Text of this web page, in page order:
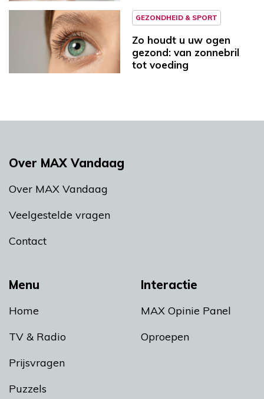
GEZONDHEID & SPORT
Zo houdt u uw ogen
gezond: van zonnebril
tot voeding
Menu
Home
TV & Radio
Prijsvragen
Puzzels
Interactie
MAX Opinie Panel
Oproepen
Over MAX Vandaag
Over MAX Vandaag
Veelgestelde vragen
Contact